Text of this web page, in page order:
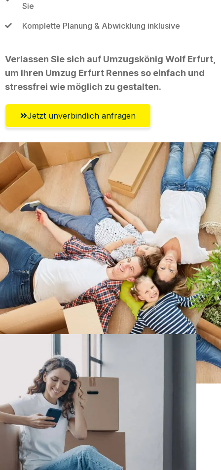
Sie
Komplette Planung & Abwicklung inklusive
Verlassen Sie sich auf Umzugskönig Wolf Erfurt,
um Ihren Umzug Erfurt Rennes so einfach und
stressfrei wie möglich zu gestalten.
Jetzt unverbindlich anfragen